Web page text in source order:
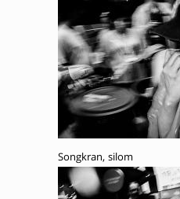
Songkran, silom